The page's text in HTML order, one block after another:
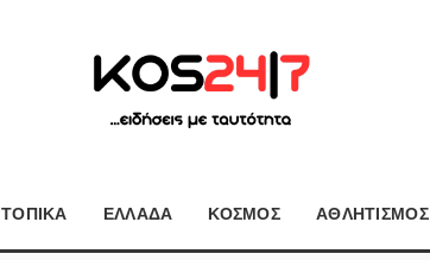
ΤΟΠΙΚΑ ΕΛΛΑΔΑ ΚΟΣΜΟΣ ΑΘΛΗΤΙΣΜΟΣ